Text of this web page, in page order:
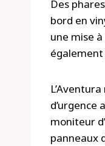
Des
bord en
une mise
moniteur
panneaux